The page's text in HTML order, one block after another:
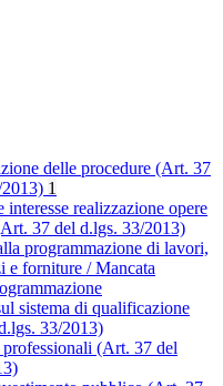
delle procedure (Art. 37
1
interesse realizzazione opere
37 del d.lgs. 33/2013)
programmazione di lavori,
e forniture / Mancata
sistema di qualificazione
33/2013)
(Art. 37 del